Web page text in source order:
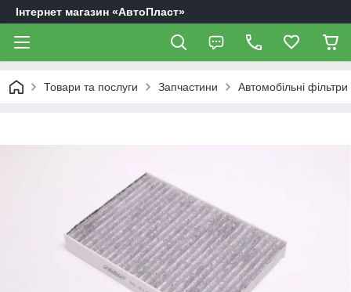
Інтернет магазин «АвтоПласт»
Товари та послуги Запчастини Автомобільні фільтри